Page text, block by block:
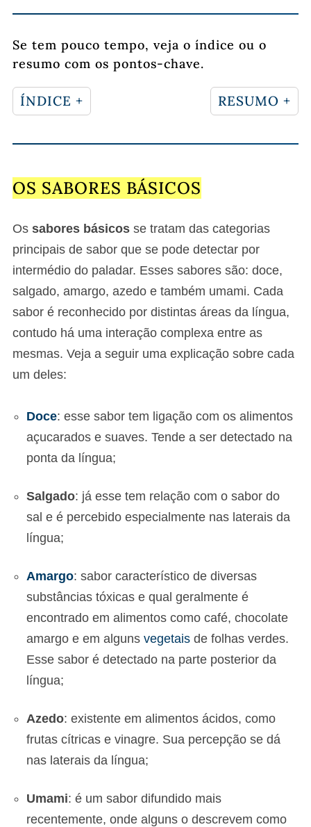
Se tem pouco tempo, veja o índice ou o
resumo com os pontos-chave.
ÍNDICE + RESUMO +
OS SABORES BÁSICOS
Os sabores básicos se tratam das categorias
principais de sabor que se pode detectar por
intermédio do paladar. Esses sabores são: doce,
salgado, amargo, azedo e também umami. Cada
sabor é reconhecido por distintas áreas da língua,
contudo há uma interação complexa entre as
mesmas. Veja a seguir uma explicação sobre cada
um deles:
Doce: esse sabor tem ligação com os alimentos
açucarados e suaves. Tende a ser detectado na
ponta da língua;
Salgado: já esse tem relação com o sabor do
sal e é percebido especialmente nas laterais da
língua;
Amargo: sabor característico de diversas
substâncias tóxicas e qual geralmente é
encontrado em alimentos como café, chocolate
amargo e em alguns vegetais de folhas verdes.
Esse sabor é detectado na parte posterior da
língua;
Azedo: existente em alimentos ácidos, como
frutas cítricas e vinagre. Sua percepção se dá
nas laterais da língua;
Umami: é um sabor difundido mais
recentemente, onde alguns o descrevem como